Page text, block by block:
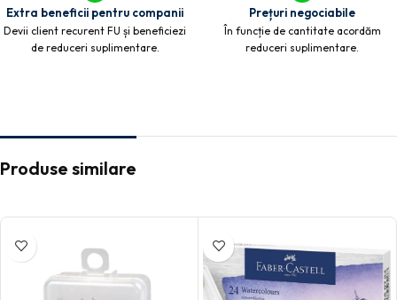
Extra beneficii pentru companii
Devii client recurent FU și beneficiezi
de reduceri suplimentare.
Prețuri negociabile
În funcție de cantitate acordăm
reduceri suplimentare.
Produse similare